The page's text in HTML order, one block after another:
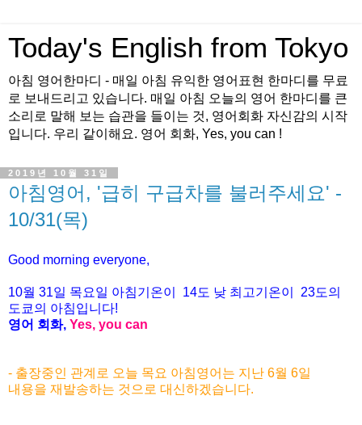
Today's English from Tokyo
아침 영어한마디 - 매일 아침 유익한 영어표현 한마디를 무료
로 보내드리고 있습니다. 매일 아침 오늘의 영어 한마디를 큰
소리로 말해 보는 습관을 들이는 것, 영어회화 자신감의 시작
입니다. 우리 같이해요. 영어 회화, Yes, you can !
2019년 10월 31일
아침영어, '급히 구급차를 불러주세요' -
10/31(목)
Good morning everyone,
10월 31일 목요일 아침기온이 14도 낮 최고기온이 23도의
도쿄의 아침입니다!
영어 회화, Yes, you can
- 출장중인 관계로 오늘 목요 아침영어는 지난 6월 6일
내용을 재발송하는 것으로 대신하겠습니다.